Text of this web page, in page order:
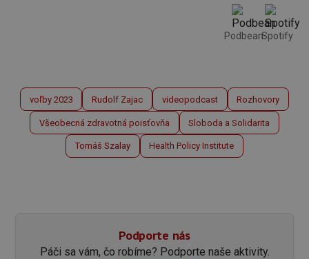
PodbeanSpotify
voľby 2023 Rudolf Zajac videopodcast Rozhovory
Všeobecná zdravotná poisťovňa Sloboda a Solidarita
Tomáš Szalay Health Policy Institute
Podporte nás
Páči sa vám, čo robíme? Podporte naše aktivity.